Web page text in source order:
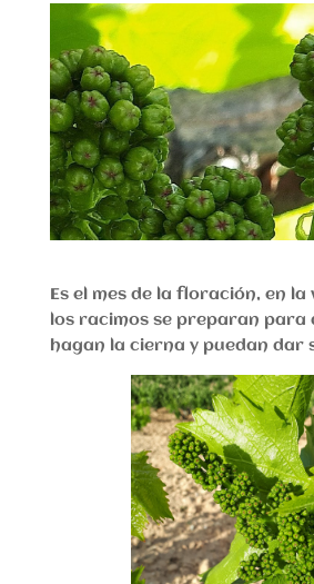
Es el mes de la floración, en la
los racimos se preparan para
hagan la cierna y puedan dar